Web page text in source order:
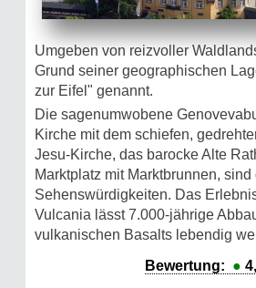
Umgeben von reizvoller
Grund seiner geographischen
zur Eifel" genannt.
Die sagenumwobene
Kirche mit dem schiefen,
Jesu-Kirche, das barocke Alte
Marktplatz mit Marktbrunnen,
Sehenswürdigkeiten. Das
Vulcania lässt 7.000-jährige
vulkanischen Basalts lebendig
Bewertung: ●